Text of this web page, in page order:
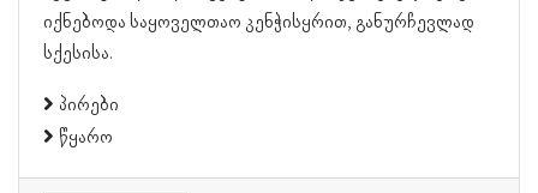
იქნებოდა საყოველთაო კენჭისყრით, განურჩევლად
სქესისა.
პირები
წყარო